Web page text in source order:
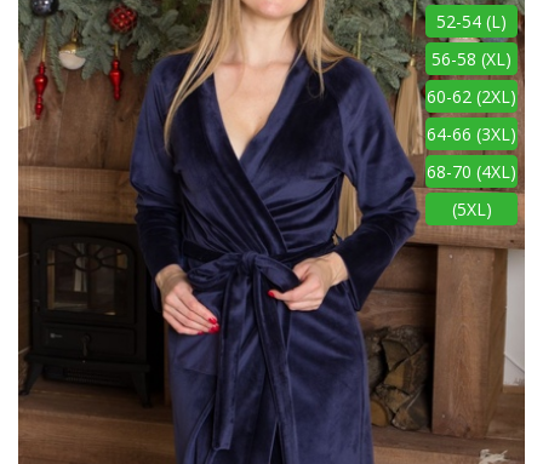
52-54 (L)
56-58 (XL)
60-62 (2XL)
64-66 (3XL)
68-70 (4XL)
(5XL)